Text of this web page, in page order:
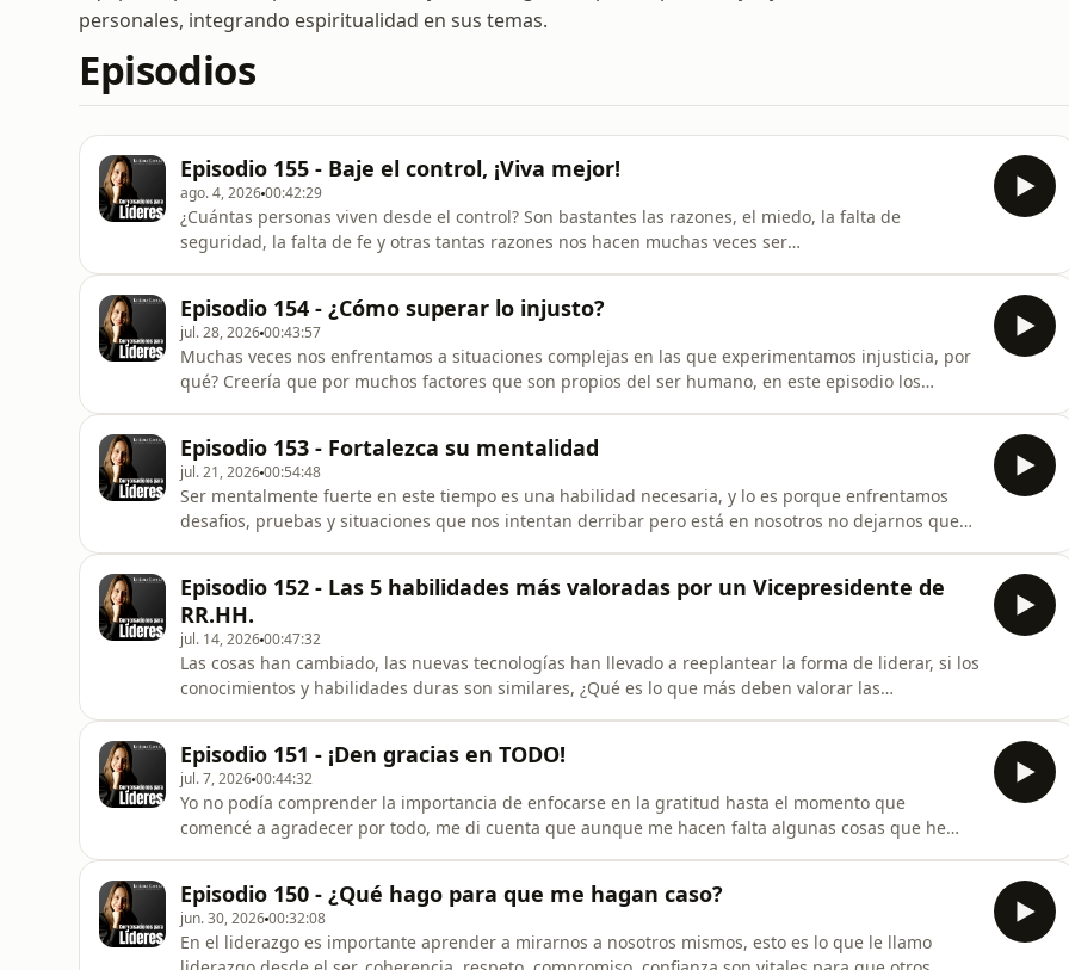
personales, integrando espiritualidad en sus temas.
Episodios
Episodio 155 - Baje el control, ¡Viva mejor!
ago. 4, 202600:42:29
¿Cuántas personas viven desde el control? Son bastantes las razones, el miedo, la falta de
seguridad, la falta de fe y otras tantas razones nos hacen muchas veces ser
liderazgo humano y desarrollará las habilid
Episodio 154 - ¿Cómo superar lo injusto?
jul. 28, 202600:43:57
Muchas veces nos enfrentamos a situaciones complejas en las que experimentamos injusticia, por
qué? Creería que por muchos factores que son propios del ser humano, en este episodio los
Episodio 153 - Fortalezca su mentalidad
jul. 21, 202600:54:48
Ser mentalmente fuerte en este tiempo es una habilidad necesaria, y lo es porque enfrentamos
desafios, pruebas y situaciones que nos intentan derribar pero está en nosotros no dejarnos que
Episodio 152 - Las 5 habilidades más valoradas por un Vicepresidente de
RR.HH.
jul. 14, 202600:47:32
Las cosas han cambiado, las nuevas tecnologías han llevado a reeplantear la forma de liderar, si los
conocimientos y habilidades duras son similares, ¿Qué es lo que más deben valorar las
investigación de mercad
Episodio 151 - ¡Den gracias en TODO!
jul. 7, 202600:44:32
Yo no podía comprender la importancia de enfocarse en la gratitud hasta el momento que
comencé a agradecer por todo, me di cuenta que aunque me hacen falta algunas cosas que he
Episodio 150 - ¿Qué hago para que me hagan caso?
jun. 30, 202600:32:08
En el liderazgo es importante aprender a mirarnos a nosotros mismos, esto es lo que le llamo